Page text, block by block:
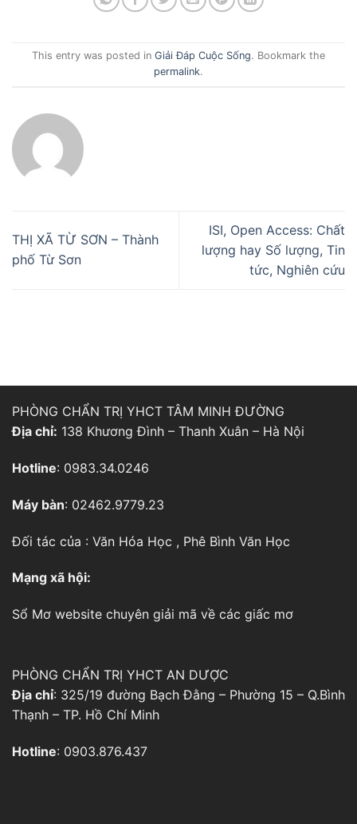
This entry was posted in Giải Đáp Cuộc Sống. Bookmark the
permalink.
THỊ XÃ TỪ SƠN – Thành
phố Từ Sơn
ISI, Open Access: Chất
lượng hay Số lượng, Tin
tức, Nghiên cứu
PHÒNG CHẨN TRỊ YHCT TÂM MINH ĐƯỜNG
Địa chỉ: 138 Khương Đình – Thanh Xuân – Hà Nội
Hotline: 0983.34.0246
Máy bàn: 02462.9779.23
Đối tác của : Văn Hóa Học , Phê Bình Văn Học
Mạng xã hội:
Sổ Mơ website chuyên giải mã về các giấc mơ
PHÒNG CHẨN TRỊ YHCT AN DƯỢC
Địa chỉ: 325/19 đường Bạch Đằng – Phường 15 – Q.Bình
Thạnh – TP. Hồ Chí Minh
Hotline: 0903.876.437